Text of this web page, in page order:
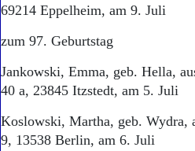
Wer wir
Aktuelle
Abonnent
Abo
Danzig und
69214 Eppelheim, am 9. Juli
zum 97. Geburtstag
Jankowski, Emma, geb. Hella,
40 a, 23845 Itzstedt, am 5. Juli
Koslowski, Martha, geb. Wydra,
9, 13538 Berlin, am 6. Juli